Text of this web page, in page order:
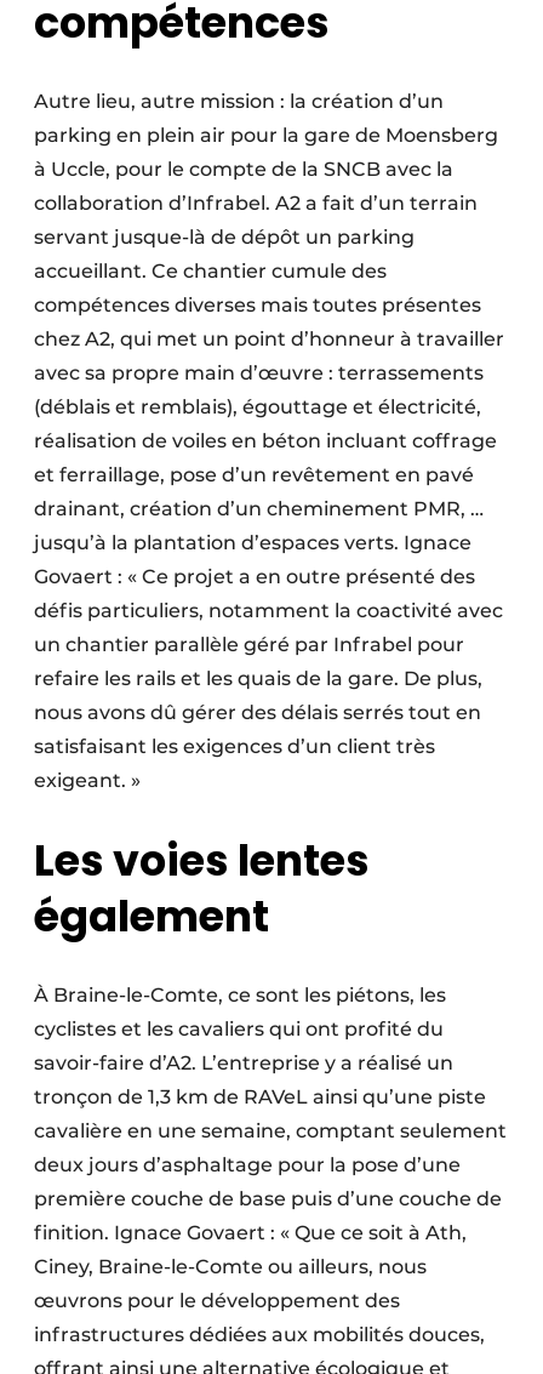
compétences
Autre lieu, autre mission : la création d’un
parking en plein air pour la gare de Moensberg
à Uccle, pour le compte de la SNCB avec la
collaboration d’Infrabel. A2 a fait d’un terrain
servant jusque-là de dépôt un parking
accueillant. Ce chantier cumule des
compétences diverses mais toutes présentes
chez A2, qui met un point d’honneur à travailler
avec sa propre main d’œuvre : terrassements
(déblais et remblais), égouttage et électricité,
réalisation de voiles en béton incluant coffrage
et ferraillage, pose d’un revêtement en pavé
drainant, création d’un cheminement PMR, …
jusqu’à la plantation d’espaces verts. Ignace
Govaert : « Ce projet a en outre présenté des
défis particuliers, notamment la coactivité avec
un chantier parallèle géré par Infrabel pour
refaire les rails et les quais de la gare. De plus,
nous avons dû gérer des délais serrés tout en
satisfaisant les exigences d’un client très
exigeant. »
Les voies lentes
également
À Braine-le-Comte, ce sont les piétons, les
cyclistes et les cavaliers qui ont profité du
savoir-faire d’A2. L’entreprise y a réalisé un
tronçon de 1,3 km de RAVeL ainsi qu’une piste
cavalière en une semaine, comptant seulement
deux jours d’asphaltage pour la pose d’une
première couche de base puis d’une couche de
finition. Ignace Govaert : « Que ce soit à Ath,
Ciney, Braine-le-Comte ou ailleurs, nous
œuvrons pour le développement des
infrastructures dédiées aux mobilités douces,
offrant ainsi une alternative écologique et